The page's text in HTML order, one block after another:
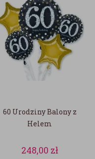
60 Urodziny Balony z
Helem
248,00 zł